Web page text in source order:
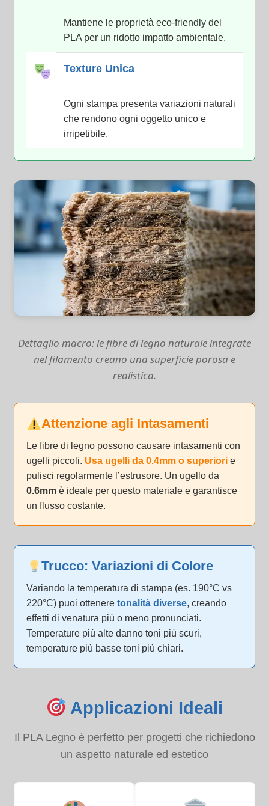
Mantiene le proprietà eco-friendly del
PLA per un ridotto impatto ambientale.
Texture Unica
Ogni stampa presenta variazioni naturali
che rendono ogni oggetto unico e
irripetibile.
Dettaglio macro: le fibre di legno naturale integrate
nel filamento creano una superficie porosa e
realistica.
Attenzione agli Intasamenti
Le fibre di legno possono causare intasamenti con
ugelli piccoli. Usa ugelli da 0.4mm o superiori e
pulisci regolarmente l’estrusore. Un ugello da
0.6mm è ideale per questo materiale e garantisce
un flusso costante.
Trucco: Variazioni di Colore
Variando la temperatura di stampa (es. 190°C vs
220°C) puoi ottenere tonalità diverse, creando
effetti di venatura più o meno pronunciati.
Temperature più alte danno toni più scuri,
temperature più basse toni più chiari.
Applicazioni Ideali
Il PLA Legno è perfetto per progetti che richiedono
un aspetto naturale ed estetico